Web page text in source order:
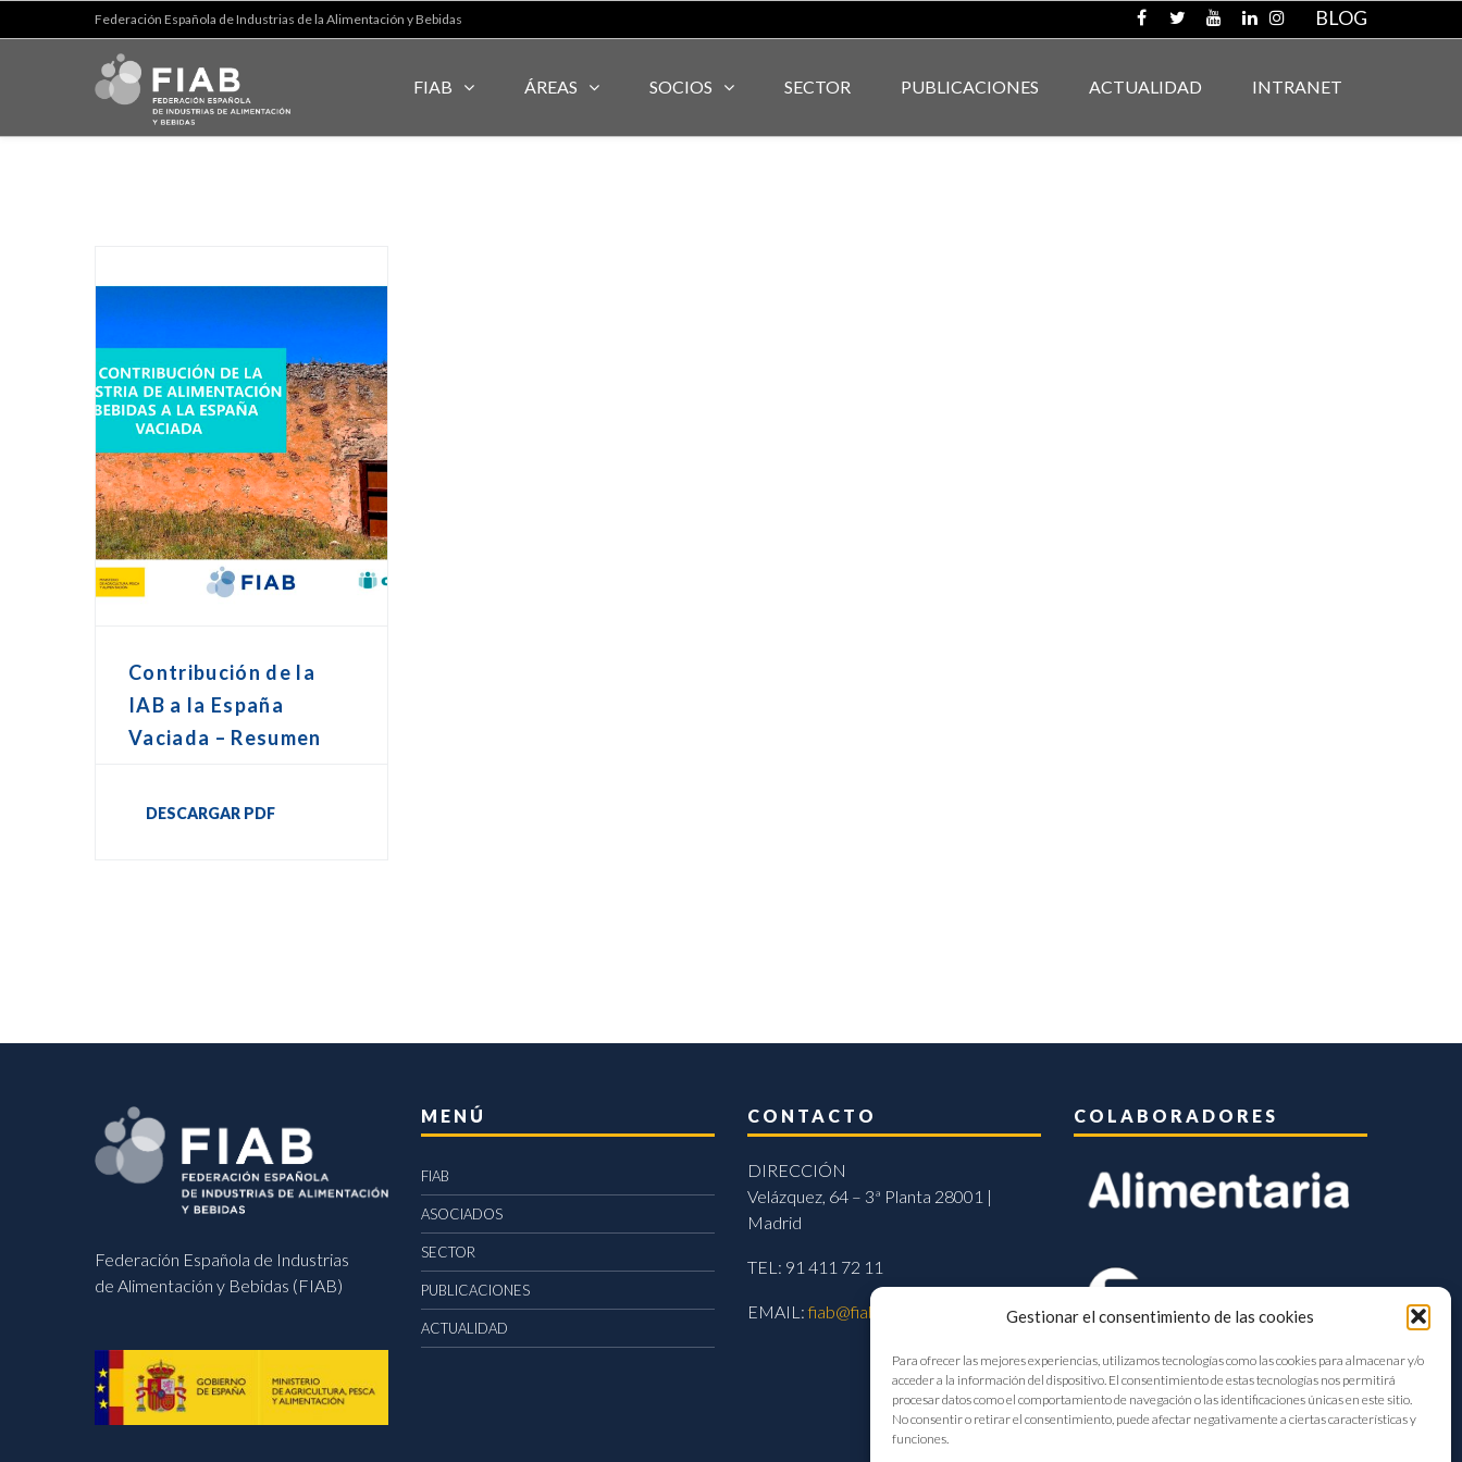
Gestionar el consentimiento de las cookies
Para ofrecer las mejores experiencias, utilizamos tecnologías como las cookies para almacenar y/o
acceder a la información del dispositivo. El consentimiento de estas tecnologías nos permitirá
procesar datos como el comportamiento de navegación o las identificaciones únicas en este sitio.
No consentir o retirar el consentimiento, puede afectar negativamente a ciertas características y
funciones.
Federación Española de Industrias de la Alimentación y Bebidas BLOG
FIAB ÁREAS SOCIOS SECTOR PUBLICACIONES ACTUALIDAD INTRANET
Contribución de la
IAB a la España
Vaciada – Resumen
DESCARGAR PDF
Federación Española de Industrias
de Alimentación y Bebidas (FIAB)
MENÚ
FIAB
ASOCIADOS
SECTOR
PUBLICACIONES
ACTUALIDAD
CONTACTO
DIRECCIÓN
Velázquez, 64 – 3ª Planta 28001 |
Madrid
TEL: 91 411 72 11
EMAIL:fiab@fiab.es
COLABORADORES